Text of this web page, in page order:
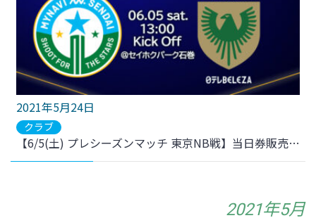
2021年5月24日
クラブ
【6/5(土) プレシーズンマッチ 東京NB戦】当日券販売のお知らせ
2021年5月